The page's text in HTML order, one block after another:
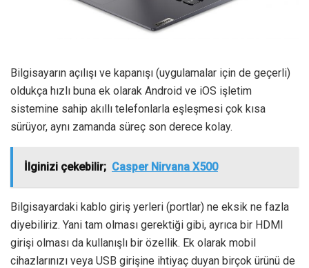
Bilgisayarın açılışı ve kapanışı (uygulamalar için de geçerli)
oldukça hızlı buna ek olarak Android ve iOS işletim
sistemine sahip akıllı telefonlarla eşleşmesi çok kısa
sürüyor, aynı zamanda süreç son derece kolay.
İlginizi çekebilir; Casper Nirvana X500
Bilgisayardaki kablo giriş yerleri (portlar) ne eksik ne fazla
diyebiliriz. Yani tam olması gerektiği gibi, ayrıca bir HDMI
girişi olması da kullanışlı bir özellik. Ek olarak mobil
cihazlarınızı veya USB girişine ihtiyaç duyan birçok ürünü de